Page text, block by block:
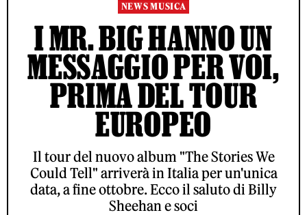
NEWS MUSICA
I MR. BIG HANNO UN
MESSAGGIO PER VOI,
PRIMA DEL TOUR
EUROPEO
Il tour del nuovo album "The Stories We
Could Tell" arriverà in Italia per un'unica
data, a fine ottobre. Ecco il saluto di Billy
Sheehan e soci